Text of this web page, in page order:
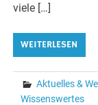
viele […]
WEITERLESEN
Aktuelles &
Wissenswertes